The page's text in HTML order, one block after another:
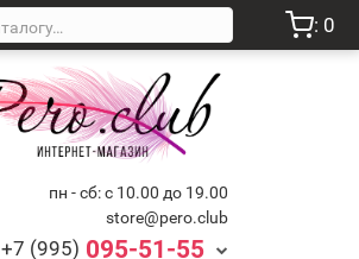
: 0
пн - сб: с 10.00 до 19.00
store@pero.club
+7 (995) 095-51-55